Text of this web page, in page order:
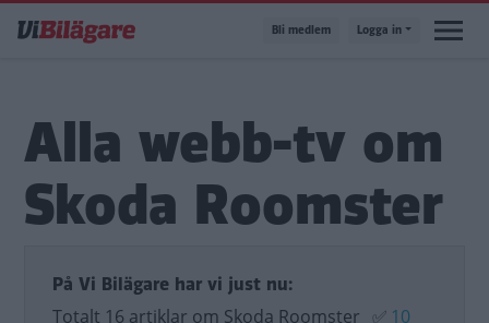
till
Bli medlem Logga in
Alla webb-tv om
Skoda Roomster
På Vi Bilägare har vi just nu:
Totalt 16 artiklar om Skoda Roomster ✅ 10